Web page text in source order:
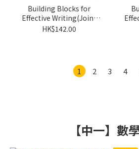
Building Blocks for
Effective Writing(Joint
Us)
HK$142.00
1 2 3 4
【中一】數